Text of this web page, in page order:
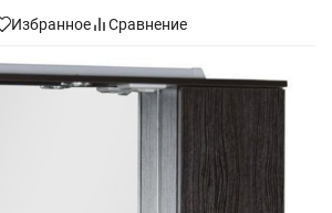
Избранное Сравнение